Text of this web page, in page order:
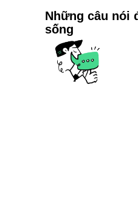
Những câu nói
sống